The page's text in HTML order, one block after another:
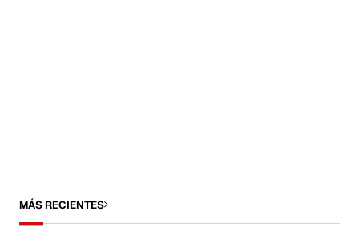
MÁS RECIENTES